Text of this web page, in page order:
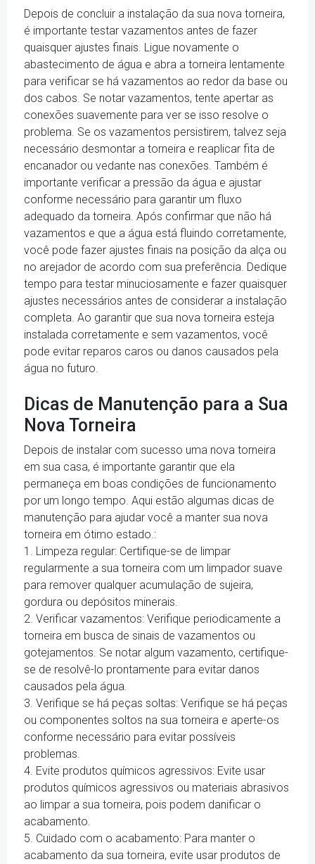
Depois de concluir a instalação da sua nova torneira,
é importante testar vazamentos antes de fazer
quaisquer ajustes finais. Ligue novamente o
abastecimento de água e abra a torneira lentamente
para verificar se há vazamentos ao redor da base ou
dos cabos. Se notar vazamentos, tente apertar as
conexões suavemente para ver se isso resolve o
problema. Se os vazamentos persistirem, talvez seja
necessário desmontar a torneira e reaplicar fita de
encanador ou vedante nas conexões. Também é
importante verificar a pressão da água e ajustar
conforme necessário para garantir um fluxo
adequado da torneira. Após confirmar que não há
vazamentos e que a água está fluindo corretamente,
você pode fazer ajustes finais na posição da alça ou
no arejador de acordo com sua preferência. Dedique
tempo para testar minuciosamente e fazer quaisquer
ajustes necessários antes de considerar a instalação
completa. Ao garantir que sua nova torneira esteja
instalada corretamente e sem vazamentos, você
pode evitar reparos caros ou danos causados pela
água no futuro.
Dicas de Manutenção para a Sua
Nova Torneira
Depois de instalar com sucesso uma nova torneira
em sua casa, é importante garantir que ela
permaneça em boas condições de funcionamento
por um longo tempo. Aqui estão algumas dicas de
manutenção para ajudar você a manter sua nova
torneira em ótimo estado.:
1. Limpeza regular: Certifique-se de limpar
regularmente a sua torneira com um limpador suave
para remover qualquer acumulação de sujeira,
gordura ou depósitos minerais.
2. Verificar vazamentos: Verifique periodicamente a
torneira em busca de sinais de vazamentos ou
gotejamentos. Se notar algum vazamento, certifique-
se de resolvê-lo prontamente para evitar danos
causados pela água.
3. Verifique se há peças soltas: Verifique se há peças
ou componentes soltos na sua torneira e aperte-os
conforme necessário para evitar possíveis
problemas.
4. Evite produtos químicos agressivos: Evite usar
produtos químicos agressivos ou materiais abrasivos
ao limpar a sua torneira, pois podem danificar o
acabamento.
5. Cuidado com o acabamento: Para manter o
acabamento da sua torneira, evite usar produtos de